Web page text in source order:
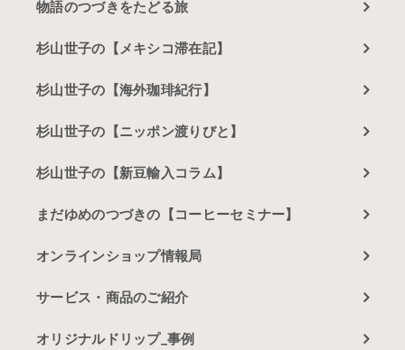
物語のつづきをたどる旅
杉山世子の【メキシコ滞在記】
杉山世子の【海外珈琲紀行】
杉山世子の【ニッポン渡りびと】
杉山世子の【新豆輸入コラム】
まだゆめのつづきの【コーヒーセミナー】
オンラインショップ情報局
サービス・商品のご紹介
オリジナルドリップ_事例